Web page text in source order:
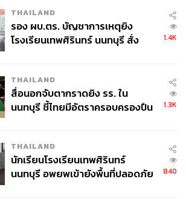
THAILAND
รอง ผบ.ตร. บัญชาการเหตุยิง
โรงเรียนเทพศิรินทร์ นนทบุรี สั่ง
1.4K
THAILAND
สื่อนอกจับตากราดยิง รร. ใน
นนทบุรี ชี้ไทยมีอัตราครอบครองปืน
1.3K
THAILAND
นักเรียนโรงเรียนเทพศิรินทร์
นนทบุรี อพยพเข้ายังพื้นที่ปลอดภัย
840